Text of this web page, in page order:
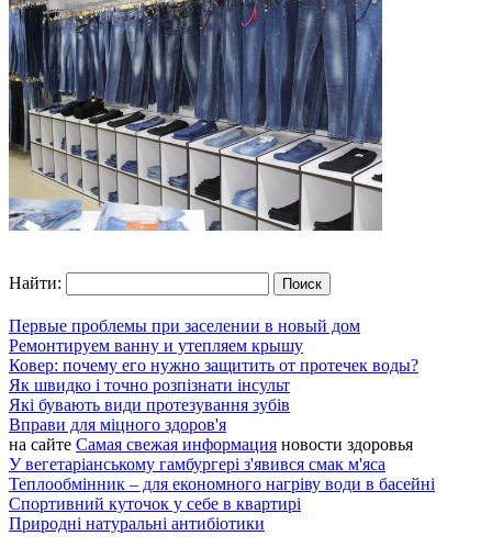
Найти:
Первые проблемы при заселении в новый дом
Ремонтируем ванну и утепляем крышу
Ковер: почему его нужно защитить от протечек воды?
Як швидко і точно розпізнати інсульт
Які бувають види протезування зубів
Вправи для міцного здоров'я
на сайте Самая свежая информация новости здоровья
У вегетаріанському гамбургері з'явився смак м'яса
Теплообмінник – для економного нагріву води в басейні
Спортивний куточок у себе в квартирі
Природні натуральні антибіотики